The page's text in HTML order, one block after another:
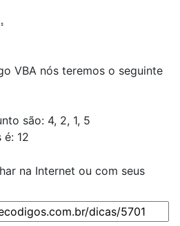
s
VBA nós teremos o seguinte
são: 4, 2, 1, 5
12
na Internet ou com seus